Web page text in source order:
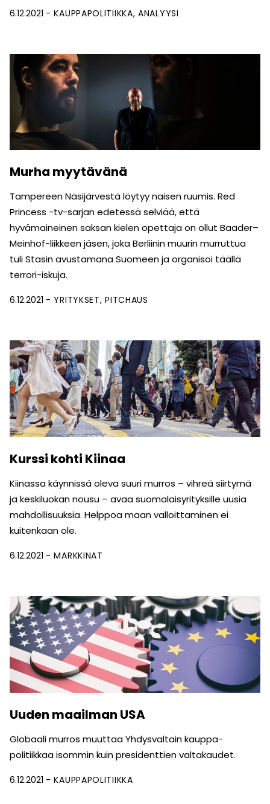
6.12.2021 KAUPPAPOLITIIKKA ANALYYSI
Murha myytävänä
Tampereen Näsijärvestä löytyy naisen ruumis. Red
Princess -tv-sarjan edetessä selviää, että
hyvämaineinen saksan kielen opettaja on ollut Baader–
Meinhof-liikkeen jäsen, joka Berliinin muurin murruttua
tuli Stasin avustamana Suomeen ja organisoi täällä
terrori-iskuja.
6.12.2021 YRITYKSET PITCHAUS
Kurssi kohti Kiinaa
Kiinassa käynnissä oleva suuri murros – vihreä siirtymä
ja keskiluokan nousu – avaa suomalaisyrityksille uusia
mahdollisuuksia. Helppoa maan valloittaminen ei
kuitenkaan ole.
6.12.2021 MARKKINAT
Uuden maailman USA
Globaali murros muuttaa Yhdysvaltain kauppa­
politiikkaa isommin kuin presidenttien valtakaudet.
6.12.2021 KAUPPAPOLITIIKKA